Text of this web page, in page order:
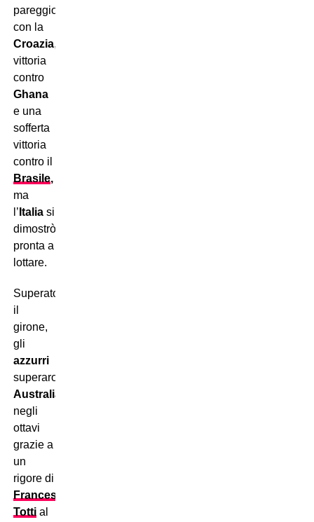
pareggio
con la
Croazia,
vittoria
contro
Ghana
e una
sofferta
vittoria
contro il
Brasile,
ma
l’ Italia si
dimostrò
pronta a
lottare.
Superato
il
girone,
gli
azzurri
superarono
Australia
negli
ottavi
grazie a
un
rigore di
Francesco
Totti al